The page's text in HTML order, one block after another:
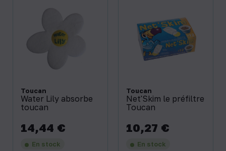
Toucan
Water Lily absorbe
toucan
Prix
14,44 €
En stock
Toucan
Net'Skim le préfiltre
Toucan
Prix
10,27 €
En stock